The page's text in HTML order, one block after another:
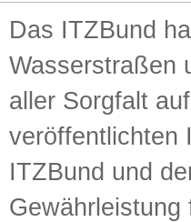
Das ITZBund
Wasserstraßen
aller Sorgfalt
veröffentlichten
ITZBund und